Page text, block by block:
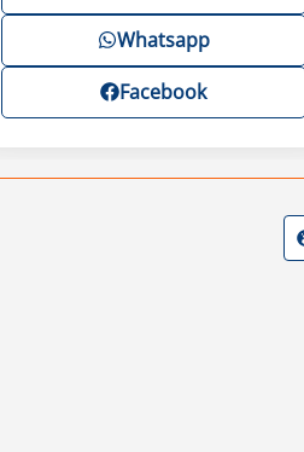
Whatsapp
Facebook